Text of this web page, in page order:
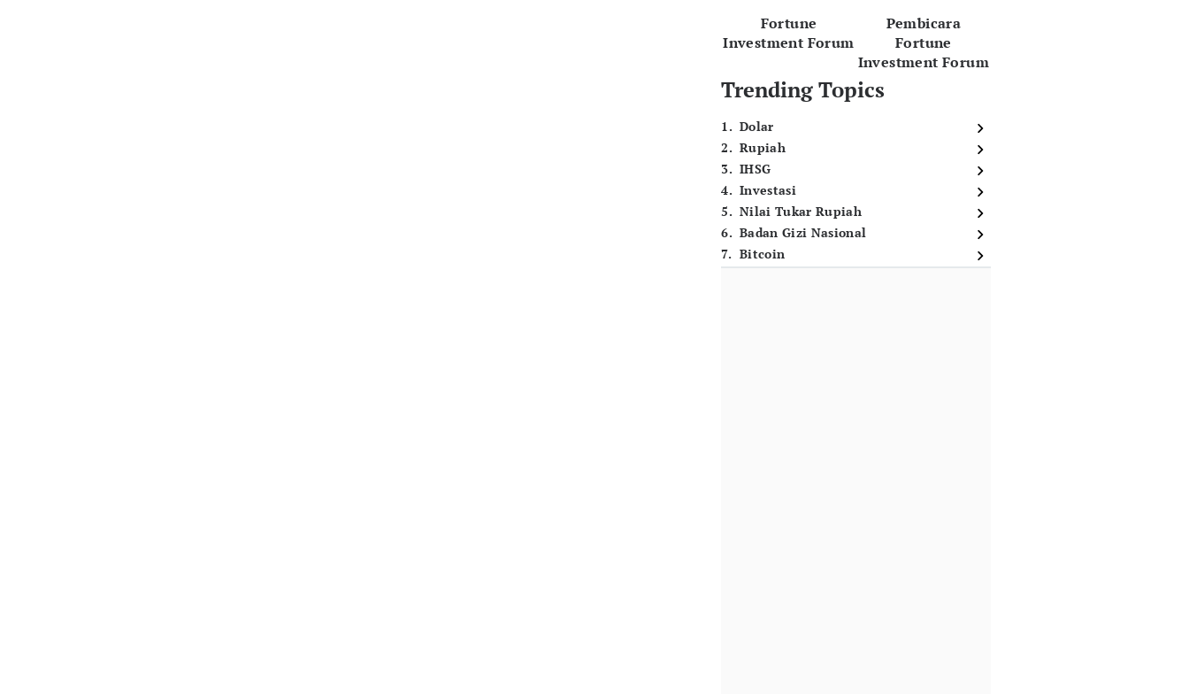
Fortune
Investment Forum
Pembicara
Fortune
Investment Forum
Trending Topics
1. Dolar
2. Rupiah
3. IHSG
4. Investasi
5. Nilai Tukar Rupiah
6. Badan Gizi Nasional
7. Bitcoin